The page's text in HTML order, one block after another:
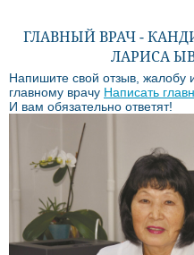
ГЛАВНЫЙ ВРАЧ -
ЛАРИСА
Напишите свой отзыв, жалобу
главному врачу Написать
И вам обязательно ответят!